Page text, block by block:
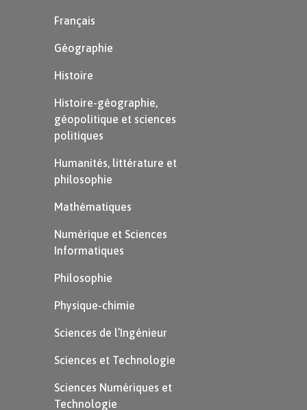
personnage, un animal, un lieu, un paysage, une
œuvre d’art.
Le titre annonce le sujet du texte.
Le texte peut être illustré d’images, de photos.
Français
Géographie
Histoire
Histoire-géographie,
géopolitique et sciences
politiques
Humanités, littérature et
philosophie
Mathématiques
Numérique et Sciences
Informatiques
Philosophie
Physique-chimie
Sciences de l’Ingénieur
Sciences et Technologie
Sciences Numériques et
Technologie